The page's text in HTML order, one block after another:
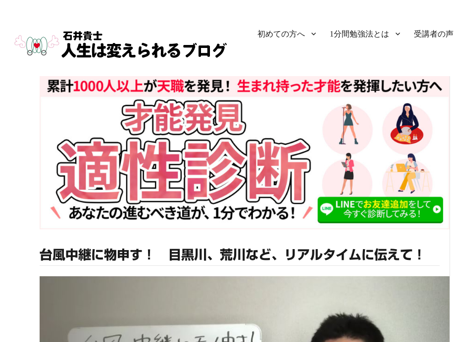
初めての方へ 1分間勉強法とは 受講者の声
台風中継に物申す！ 目黒川、荒川など、リアルタイムに伝えて！